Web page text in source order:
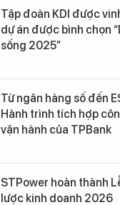
Tập đoàn KDI được
dự án được bình chọn
sống 2025”
Từ ngân hàng số đến
Hành trình tích hợp
vận hành của TPBank
STPower hoàn thành
lược kinh doanh 2026